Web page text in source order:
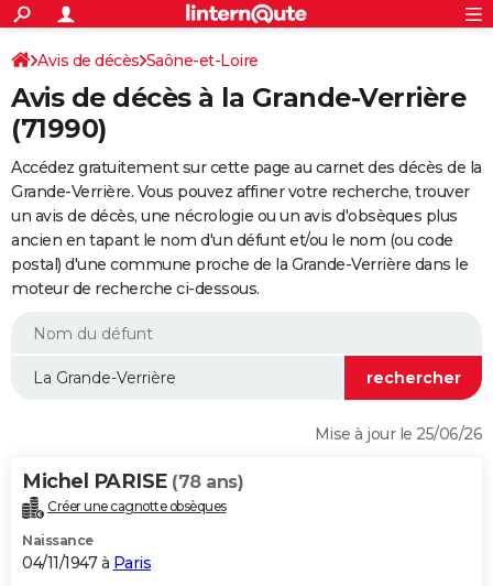
ACTUALITÉS
Politique
Société
Faits Divers
Education
Monde
Villes
+
SPORT
Coupe du monde 2026
Football
Tennis
Cyclisme
Rugby
Forum
FINANCE
Retraite
Impôts
Epargne
Immobilier
Risques naturels par ville
Banque
Assurance
Crédit
Essais
Réserver un essai
Citadines
Berlines
SUV
Forum auto
+
HIGH-TECH
Mobiles
Meilleur smartphone
Internet
Ordinateurs
Jeux vidéo
Guide high-tech
+BRICOLAGE
Forum
Aménagement intérieur
Extérieur
Cuisine
Salle de bains
Jardinage
Rangement
WEEK-END
Guides de France
Escapades
Patrimoine
Expositions
Musées
Week-end nature
LIFESTYLE
Alimentation
Guide de la santé
Maladies
Médicaments
Sommeil
VOYAGE
Destinations
City break
Voyage nature
Voyage de noces
Forum
Climat
+PHOTO
GUIDES D'ACHAT
S'inscrire
Connexion
Avis de décès Saône-et-Loire
Avis de décès à la Grande-Verrière
(71990)
Accédez gratuitement sur cette page au carnet des décès de la
Grande-Verrière. Vous pouvez affiner votre recherche, trouver
un avis de décès, une nécrologie ou un avis d'obsèques plus
ancien en tapant le nom d'un défunt et/ou le nom (ou code
postal) d'une commune proche de la Grande-Verrière dans le
moteur de recherche ci-dessous.
Mise à jour le 25/06/26
Michel PARISE (78 ans)
Créer une cagnotte obsèques
Naissance
04/11/1947 à Paris